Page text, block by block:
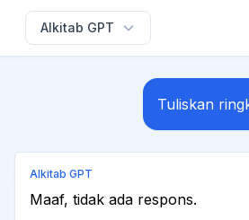
Alkitab GPT
Tuliskan
Alkitab GPT
Maaf, tidak ada respons.